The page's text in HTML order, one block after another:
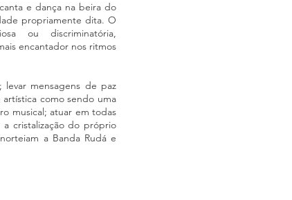
e dança na beira do
propriamente dita. O
ou discriminatória,
encantador nos ritmos
mensagens de paz
como sendo uma
musical; atuar em todas
cristalização do próprio
a Banda Rudá e